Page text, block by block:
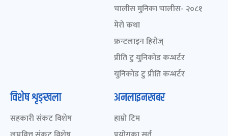
चालीस मुनिका चालीस- २०८१
मेरो कथा
फ्रन्टलाइन हिरोज्
प्रीति टु युनिकोड कन्भर्टर
युनिकोड टु प्रीति कन्भर्टर
विशेष शृङ्खला
सहकारी संकट विशेष
अनलाइनखबर
हाम्रो टिम